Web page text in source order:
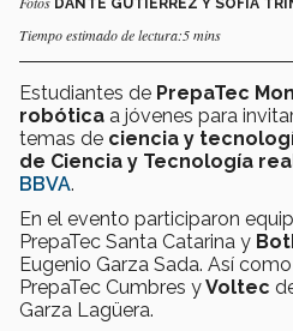
Tiempo estimado de lectura:5 mins
Estudiantes de PrepaTec
robótica a jóvenes para
temas de ciencia y
de Ciencia y Tecnología
BBVA.
En el evento participaron
PrepaTec Santa Catarina y
Eugenio Garza Sada. Así como
PrepaTec Cumbres yVoltec
Garza Lagüera.